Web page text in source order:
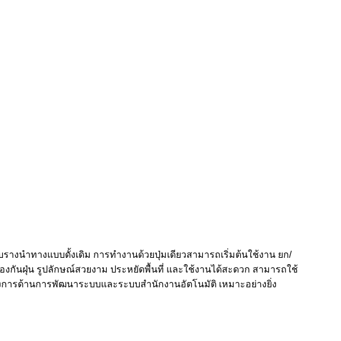
งนำทางแบบดั้งเดิม การทำงานด้วยปุ่มเดียวสามารถเริ่มต้นใช้งาน ยก/
กันฝุ่น รูปลักษณ์สวยงาม ประหยัดพื้นที่ และใช้งานได้สะดวก สามารถใช้
รด้านการพัฒนาระบบและระบบสำนักงานอัตโนมัติ เหมาะอย่างยิ่ง